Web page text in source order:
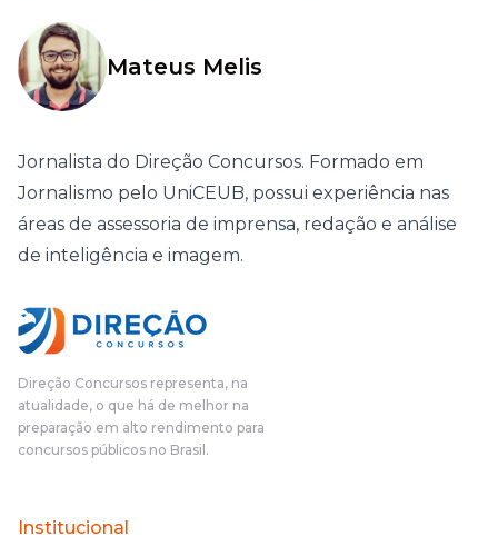
Mateus Melis
Jornalista do Direção Concursos. Formado em
Jornalismo pelo UniCEUB, possui experiência nas
áreas de assessoria de imprensa, redação e análise
de inteligência e imagem.
Direção Concursos representa, na
atualidade, o que há de melhor na
preparação em alto rendimento para
concursos públicos no Brasil.
Institucional